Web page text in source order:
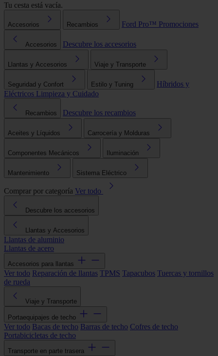
Tu cesta está vacía.
Accesorios Recambios Ford Pro™ Promociones
Accesorios Descubre los accesorios
Llantas y Accesorios Viaje y Transporte
Seguridad y Confort Estilo y Tuning
Híbridos y
Eléctricos Limpieza y Cuidado
Recambios Descubre los recambios
Aceites y Líquidos Carrocería y Molduras
Componentes Mecánicos Iluminación
Mantenimiento Sistema Eléctrico
Comprar por categoría Ver todo
Descubre los accesorios
Llantas y Accesorios
Llantas de aluminio
Llantas de acero
Accesorios para llantas
Ver todo Reparación de llantas TPMS Tapacubos Tuercas y tornillos
de rueda
Viaje y Transporte
Portaequipajes de techo
Ver todo Bacas de techo Barras de techo Cofres de techo
Portabicicletas de techo
Transporte en parte trasera